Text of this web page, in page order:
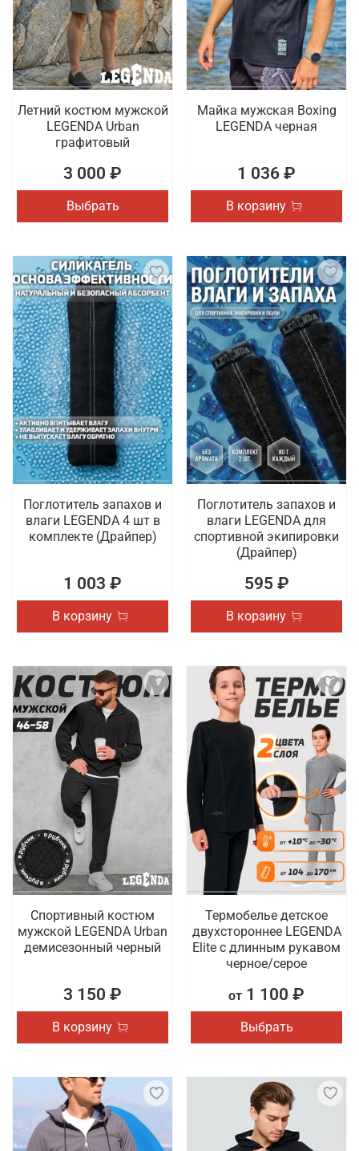
Летний костюм мужской
LEGENDA Urban
графитовый
3 000 ₽
Выбрать
Майка мужская Boxing
LEGENDA черная
1 036 ₽
В корзину
Поглотитель запахов и
влаги LEGENDA 4 шт в
комплекте (Драйпер)
1 003 ₽
В корзину
Поглотитель запахов и
влаги LEGENDA для
спортивной экипировки
(Драйпер)
595 ₽
В корзину
Спортивный костюм
мужской LEGENDA Urban
демисезонный черный
3 150 ₽
В корзину
Термобелье детское
двухстороннее LEGENDA
Elite с длинным рукавом
черное/серое
от 1 100 ₽
Выбрать